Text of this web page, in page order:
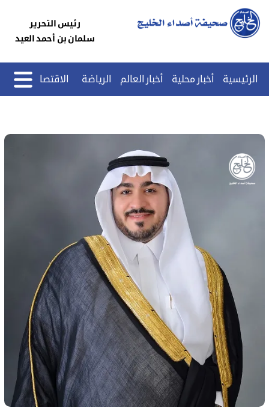
رئيس التحرير
سلمان بن أحمد العيد
الرئيسية أخبار محلية أخبار العالم الرياضة الاقتصاد